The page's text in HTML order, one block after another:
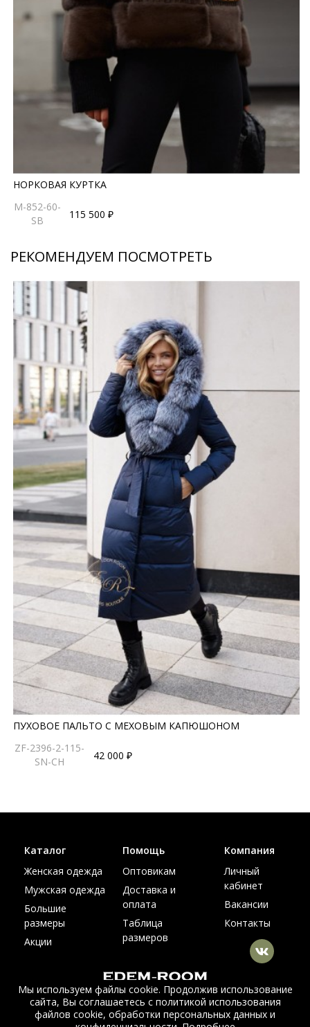
НОРКОВАЯ КУРТКА
M-852-60-
SB
115 500 ₽
РЕКОМЕНДУЕМ ПОСМОТРЕТЬ
ПУХОВОЕ ПАЛЬТО С МЕХОВЫМ КАПЮШОНОМ
ZF-2396-2-115-
SN-CH
42 000 ₽
© Интернет магазин верхней одежды из меха и кожи
EDEM-ROOM 2011-2026
Каталог
Женская одежда
Мужская одежда
Большие
размеры
Акции
Помощь
Оптовикам
Доставка и
оплата
Таблица
размеров
Компания
Личный
кабинет
Вакансии
Контакты
Мы используем файлы cookie. Продолжив использование
сайта, Вы соглашаетесь с политикой использования
файлов cookie, обработки персональных данных и